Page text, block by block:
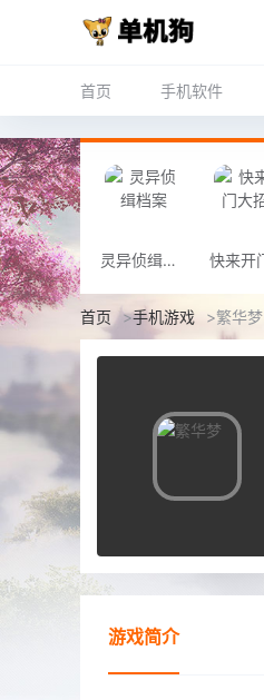
首页 手机软件
灵异侦缉档案
首页 >手机游戏 >繁华梦
游戏简介